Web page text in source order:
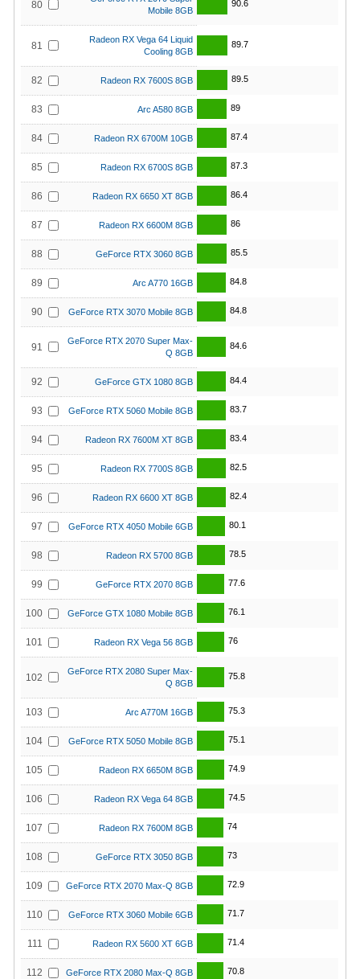
80
Mobile 8GB
90.6
81
Radeon RX Vega 64 Liquid
Cooling 8GB
89.7
82 Radeon RX 7600S 8GB 89.5
83 Arc A580 8GB 89
84 Radeon RX 6700M 10GB 87.4
85 Radeon RX 6700S 8GB 87.3
86 Radeon RX 6650 XT 8GB 86.4
87 Radeon RX 6600M 8GB 86
88 GeForce RTX 3060 8GB 85.5
89 Arc A770 16GB 84.8
90 GeForce RTX 3070 Mobile 8GB 84.8
91
GeForce RTX 2070 Super Max-
Q 8GB
84.6
92 GeForce GTX 1080 8GB 84.4
93 GeForce RTX 5060 Mobile 8GB 83.7
94 Radeon RX 7600M XT 8GB 83.4
95 Radeon RX 7700S 8GB 82.5
96 Radeon RX 6600 XT 8GB 82.4
97 GeForce RTX 4050 Mobile 6GB 80.1
98 Radeon RX 5700 8GB 78.5
99 GeForce RTX 2070 8GB 77.6
100 GeForce GTX 1080 Mobile 8GB 76.1
101 Radeon RX Vega 56 8GB 76
102
GeForce RTX 2080 Super Max-
Q 8GB
75.8
103 Arc A770M 16GB 75.3
104 GeForce RTX 5050 Mobile 8GB 75.1
105 Radeon RX 6650M 8GB 74.9
106 Radeon RX Vega 64 8GB 74.5
107 Radeon RX 7600M 8GB 74
108 GeForce RTX 3050 8GB 73
109 GeForce RTX 2070 Max-Q 8GB 72.9
110 GeForce RTX 3060 Mobile 6GB 71.7
111 Radeon RX 5600 XT 6GB 71.4
112 GeForce RTX 2080 Max-Q 8GB 70.8